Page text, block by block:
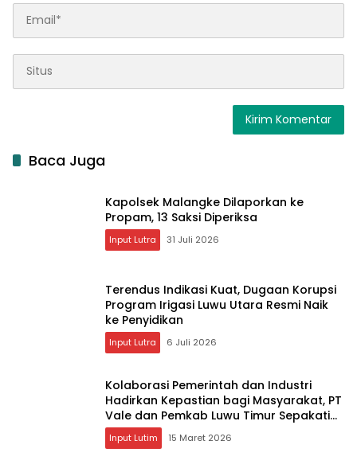
Baca Juga
Kapolsek Malangke Dilaporkan ke
Propam, 13 Saksi Diperiksa
Input Lutra 31 Juli 2026
Terendus Indikasi Kuat, Dugaan Korupsi
Program Irigasi Luwu Utara Resmi Naik
ke Penyidikan
Input Lutra 6 Juli 2026
Kolaborasi Pemerintah dan Industri
Hadirkan Kepastian bagi Masyarakat, PT
Vale dan Pemkab Luwu Timur Sepakati
Penyelesaian Lahan Old Camp
Input Lutim 15 Maret 2026